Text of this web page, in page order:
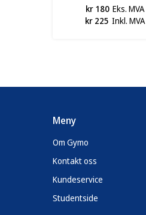
kr 180 Eks. MVA
kr 225 Inkl. MVA
Meny
Om Gymo
Kontakt oss
Kundeservice
Studentside